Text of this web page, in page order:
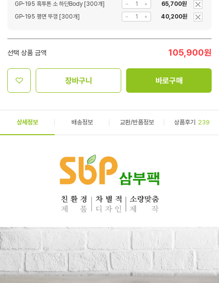
GP-195 흑투톤 소 하단Body [300개]
65,700원
GP-195 평면 뚜껑 [300개]
40,200원
선택 상품 금액 105,900원
장바구니 바로구매
상세정보 배송정보 교환/반품정보 상품후기 239